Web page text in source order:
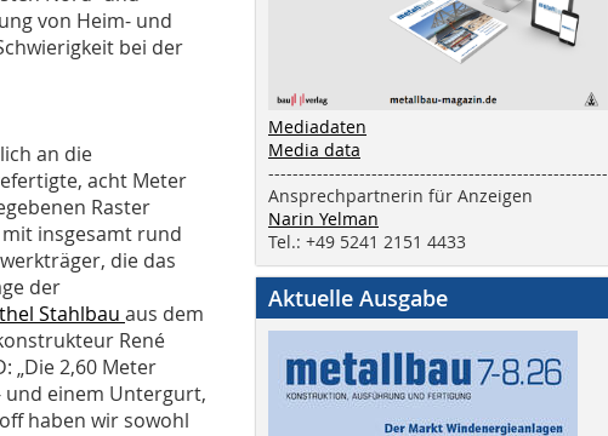
von Heim- und
bei der
an die
acht Meter
Raster
insgesamt rund
die das
der
Stahlbau aus dem
René
„Die 2,60 Meter
und einem Untergurt,
haben wir sowohl
Mediadaten
Media data
--------------------------------------------------------
Ansprechpartnerin für Anzeigen
Narin Yelman
Tel.: +49 5241 2151 4433
Aktuelle Ausgabe